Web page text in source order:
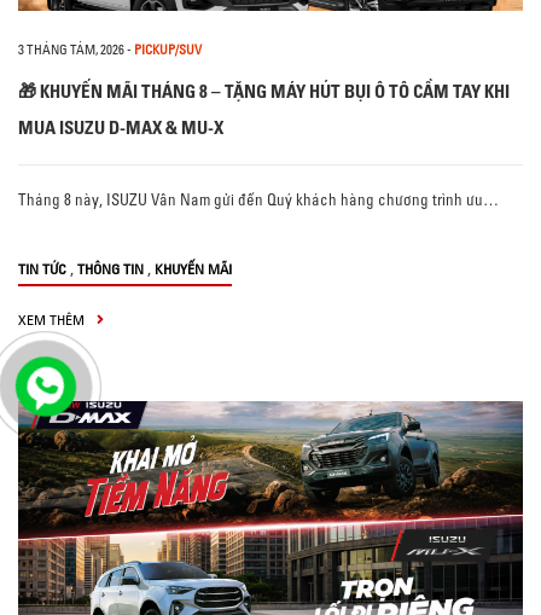
3 THÁNG TÁM, 2026- PICKUP/SUV
🎁 KHUYẾN MÃI THÁNG 8 – TẶNG MÁY HÚT BỤI Ô TÔ CẦM TAY KHI
MUA ISUZU D-MAX & MU-X
Tháng 8 này, ISUZU Vân Nam gửi đến Quý khách hàng chương trình ưu…
TIN TỨC , THÔNG TIN , KHUYẾN MÃI
XEM THÊM